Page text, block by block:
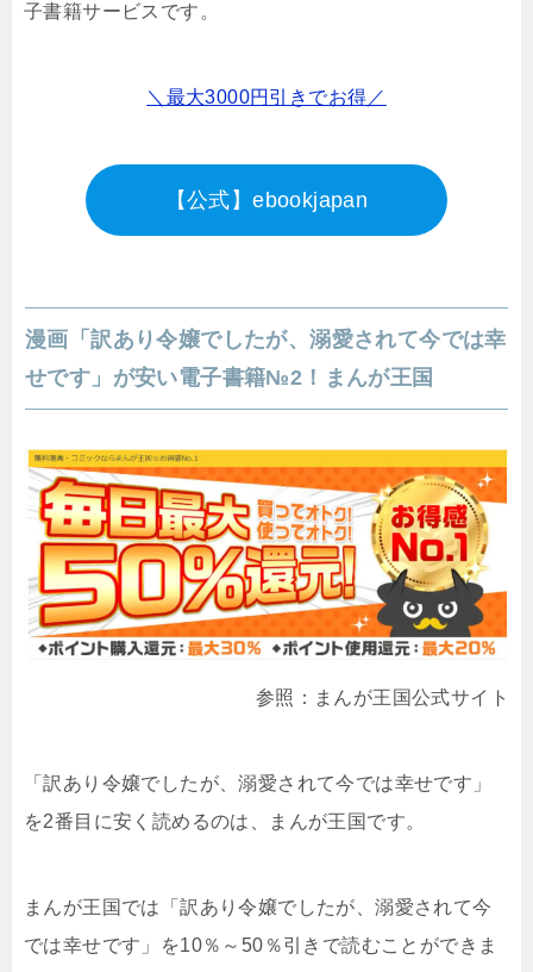
子書籍サービスです。
＼最大3000円引きでお得／
【公式】ebookjapan
漫画「訳あり令嬢でしたが、溺愛されて今では幸
せです」が安い電子書籍№2！まんが王国
参照：まんが王国公式サイト
「訳あり令嬢でしたが、溺愛されて今では幸せです」
を2番目に安く読めるのは、まんが王国です。
まんが王国では「訳あり令嬢でしたが、溺愛されて今
では幸せです」を10％～50％引きで読むことができま